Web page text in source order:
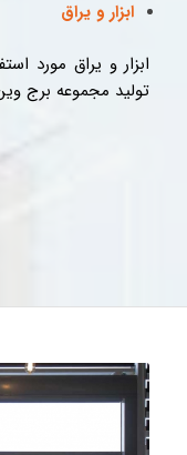
ابزار و یراق
ابزار و یراق مورد
تولید مجموعه برج